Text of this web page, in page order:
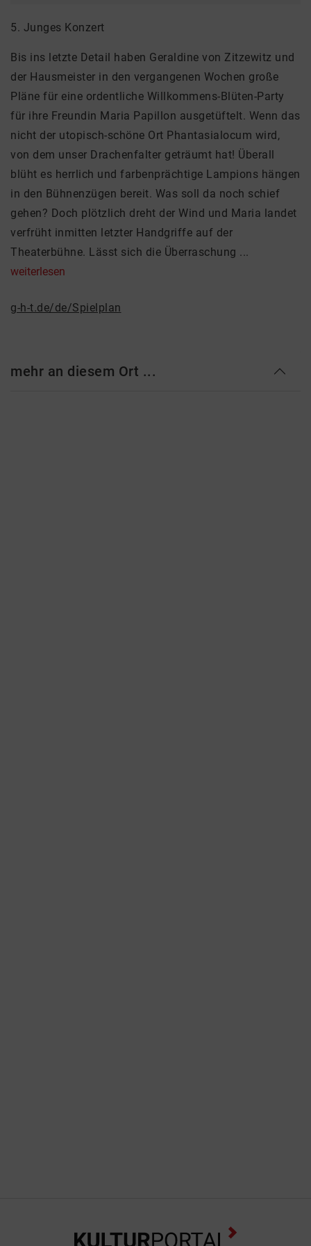
5. Junges Konzert
Bis ins letzte Detail haben Geraldine von Zitzewitz und
der Hausmeister in den vergangenen Wochen große
Pläne für eine ordentliche Willkommens-Blüten-Party
für ihre Freundin Maria Papillon ausgetüftelt. Wenn das
nicht der utopisch-schöne Ort Phantasialocum wird,
von dem unser Drachenfalter geträumt hat! Überall
blüht es herrlich und farbenprächtige Lampions hängen
in den Bühnenzügen bereit. Was soll da noch schief
gehen? Doch plötzlich dreht der Wind und Maria landet
verfrüht inmitten letzter Handgriffe auf der
Theaterbühne. Lässt sich die Überraschung ...
weiterlesen
g-h-t.de/de/Spielplan
mehr an diesem Ort ...